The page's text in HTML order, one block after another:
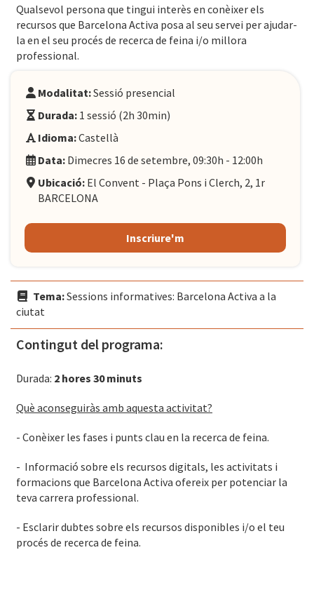
Qualsevol persona que tingui interès en conèixer els
recursos que Barcelona Activa posa al seu servei per ajudar-
la en el seu procés de recerca de feina i/o millora
professional.
Modalitat:Sessió presencial
Durada: 1 sessió (2h 30min)
Idioma:Castellà
Data: Dimecres 16 de setembre, 09:30h - 12:00h
Ubicació: El Convent - Plaça Pons i Clerch, 2, 1r
BARCELONA
Inscriure'm
Tema:Sessions informatives: Barcelona Activa a la
ciutat
Contingut del programa:
Durada: 2 hores 30 minuts
Què aconseguiràs amb aquesta activitat?
- Conèixer les fases i punts clau en la recerca de feina.
- Informació sobre els recursos digitals, les activitats i
formacions que Barcelona Activa ofereix per potenciar la
teva carrera professional.
- Esclarir dubtes sobre els recursos disponibles i/o el teu
procés de recerca de feina.